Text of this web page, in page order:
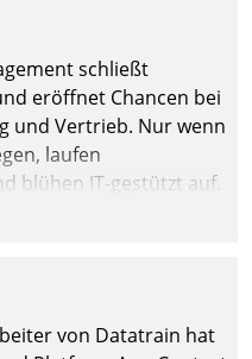
schließt
eröffnet Chancen bei
und Vertrieb. Nur wenn
laufen
blühen IT-gestützt auf.
von Datatrain hat